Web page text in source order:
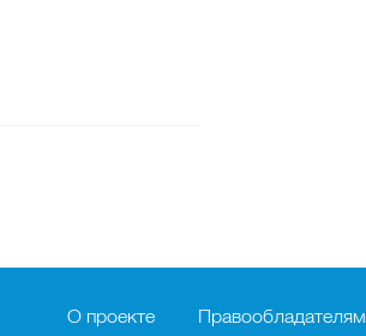
О проекте Правообладателям